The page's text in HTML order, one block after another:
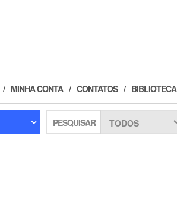
MINHA CONTA CONTATOS BIBLIOTECA
PESQUISAR